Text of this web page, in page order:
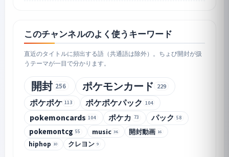
このチャンネルのよく使うキーワード
直近のタイトルに頻出する語（共通語は除外）。ちょび開封が扱
うテーマが一目で分かります。
開封 256 ポケモンカード 229
ポケポケ 113 ポケポケパック 104
pokemoncards 104 ポケカ 73 パック 58
pokemontcg 55 music 36 開封動画 16
hiphop 10 クレヨン 9